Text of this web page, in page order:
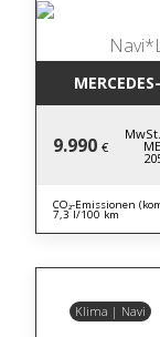
9.990 €
CO₂-Emissionen
7,3 l/100 km
Klima | Navi